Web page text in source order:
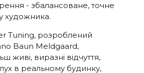
- збалансоване, точне
художника.
Tuning, розроблений
Baun Meldgaard,
живі, виразні відчуття,
в реальному будинку,